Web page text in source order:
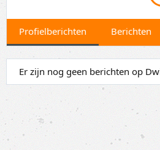
Profielberichten Berichten
Er zijn nog geen berichten op